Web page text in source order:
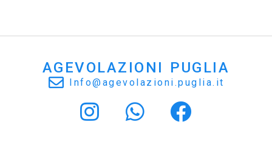
AGEVOLAZIONI PUGLIA
Info@agevolazioni.puglia.it